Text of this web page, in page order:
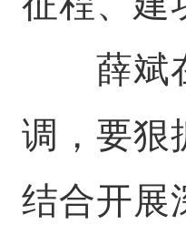
薛斌在
调，要狠
结合开展